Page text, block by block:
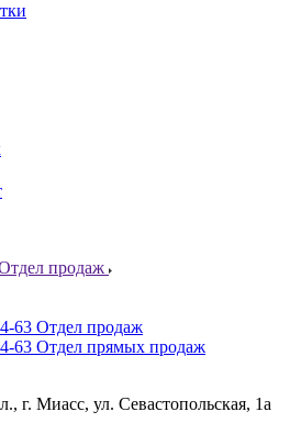
продаж
63 Отдел продаж
63 Отдел прямых продаж
г. Миасс, ул. Севастопольская, 1а